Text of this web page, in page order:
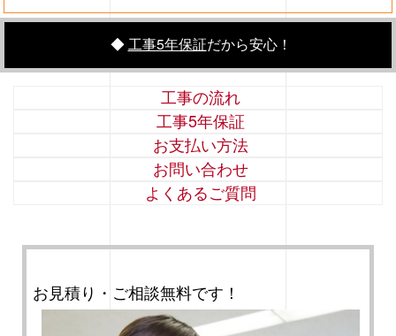
◆工事5年保証だから安心！
工事の流れ
工事5年保証
お支払い方法
お問い合わせ
よくあるご質問
お見積り・ご相談無料です！